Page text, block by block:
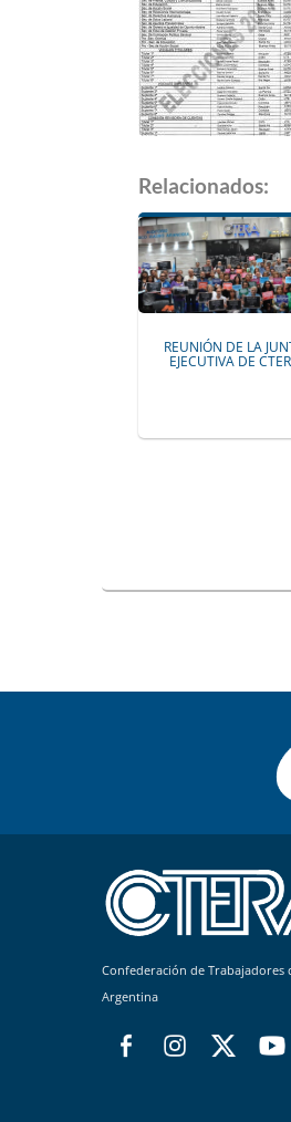
Relacionados:
REUNIÓN DE LA
EJECUTIVA DE
Confederación de Trabajadores
Argentina